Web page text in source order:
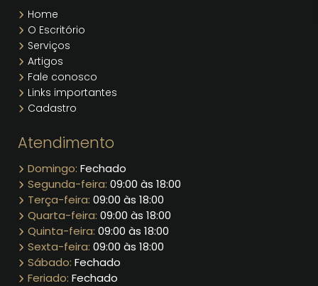
Home
O Escritório
Serviços
Artigos
Fale conosco
Links importantes
Cadastro
Atendimento
Domingo: Fechado
Segunda-feira: 09:00 às 18:00
Terça-feira: 09:00 às 18:00
Quarta-feira: 09:00 às 18:00
Quinta-feira: 09:00 às 18:00
Sexta-feira: 09:00 às 18:00
Sábado: Fechado
Feriado: Fechado